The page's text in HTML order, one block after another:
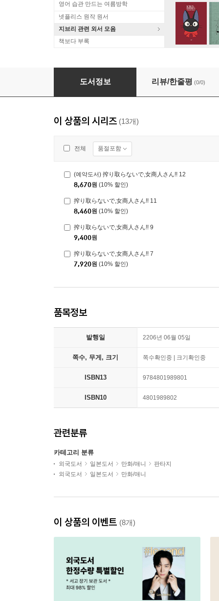
영어 습관 만드는 여름방학
넷플리스 원작 원서
지브리 관련 외서 모음
책보다 부록
(예약도서) 搾り取らないで,女商人さん!! 12
도서정보 리뷰/한줄평 (0/0)
이 상품의 시리즈 (13개)
전체 품절포함
(예약도서) 搾り取らないで,女商人さん!! 12
8,670원 (10% 할인)
搾り取らないで,女商人さん!! 11
8,460원 (10% 할인)
搾り取らないで,女商人さん!! 9
9,400원
搾り取らないで,女商人さん!! 7
7,920원 (10% 할인)
품목정보
발행일 2206년 06월 05일
쪽수, 무게, 크기 쪽수확인중 | 크기확인중
ISBN13 9784801989801
ISBN10 4801989802
관련분류
카테고리 분류
외국도서 일본도서 만화/애니
판타지
외국도서
일본도서 만화/애니
이 상품의 이벤트 (8개)